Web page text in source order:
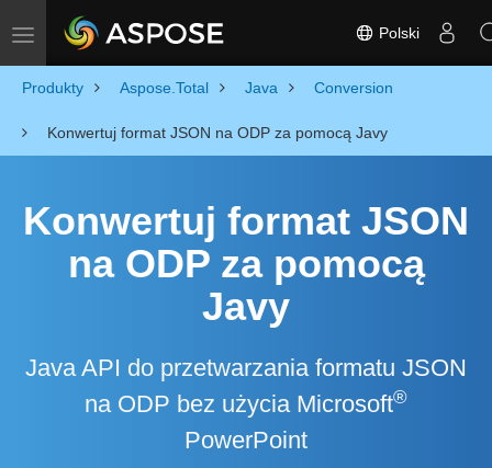
Toggle navigation Polski
Produkty Aspose.Total Java Conversion
Konwertuj format JSON na ODP za pomocą Javy
Konwertuj format JSON
na ODP za pomocą
Javy
Java API do przetwarzania formatu JSON
na ODP bez użycia Microsoft®
PowerPoint